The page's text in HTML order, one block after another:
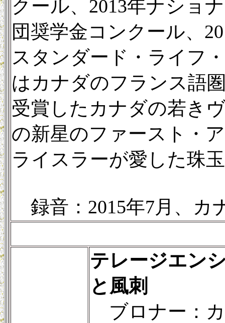
クール、2013年ナショ
団奨学金コンクール、
スタンダード・ライフ
はカナダのフランス語
受賞したカナダの若き
の新星のファースト・
ライスラーが愛した珠
録音：2015年7月、カ
テレージエン
と風刺
ブロナー：